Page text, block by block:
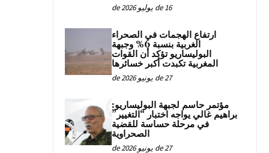
16 de يوليو de 2026
ارتفاع الهجمات في الصحراء
الغربية بنسبة 6% وجبهة
البوليساريو تؤكد أن القوات
المغربية تكبدت أكبر خسائرها
27 de يونيو de 2026
مؤتمر حاسم لجبهة البوليساريو:
براهيم غالي يواجه اختبار “التغيير”
في مرحلة حساسة للقضية
الصحراوية
27 de يونيو de 2026